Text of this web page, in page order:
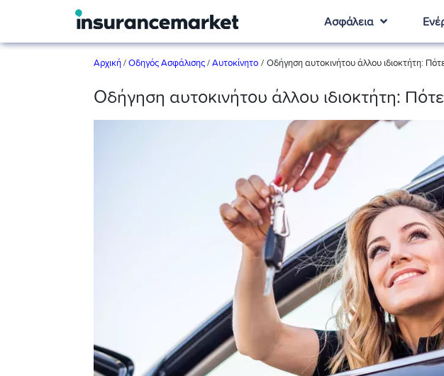
Ασφάλεια
Αρχική / Οδηγός Ασφάλισης / Αυτοκίνητο / Οδήγηση αυτοκινήτου άλλου ιδιοκτήτη:
Οδήγηση αυτοκινήτου άλλου ιδιοκτήτη: Πότε